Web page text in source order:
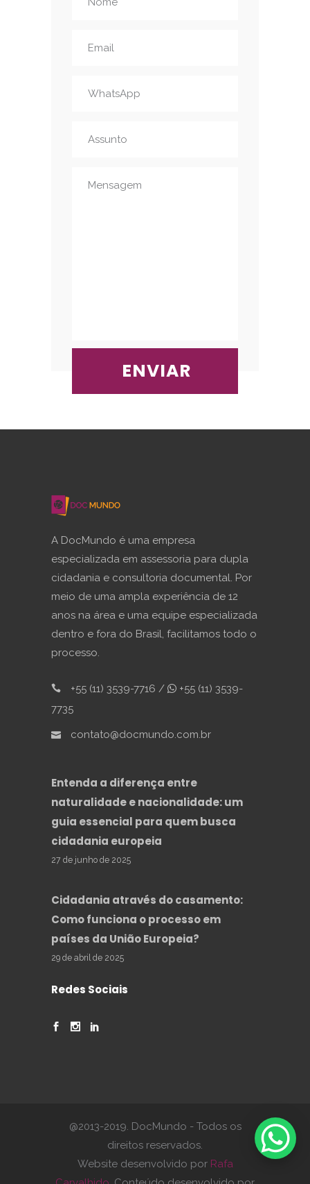
A DocMundo é uma empresa
especializada em assessoria para dupla
cidadania e consultoria documental. Por
meio de uma ampla experiência de 12
anos na área e uma equipe especializada
dentro e fora do Brasil, facilitamos todo o
processo.
+55 (11) 3539-7716 /
+55 (11) 3539-
7735
contato@docmundo.com.br
Entenda a diferença entre
naturalidade e nacionalidade: um
guia essencial para quem busca
cidadania europeia
27 de junho de 2025
Cidadania através do casamento:
Como funciona o processo em
países da União Europeia?
29 de abril de 2025
Redes Sociais
@2013-2019. DocMundo - Todos os
direitos reservados.
Website desenvolvido por Rafa